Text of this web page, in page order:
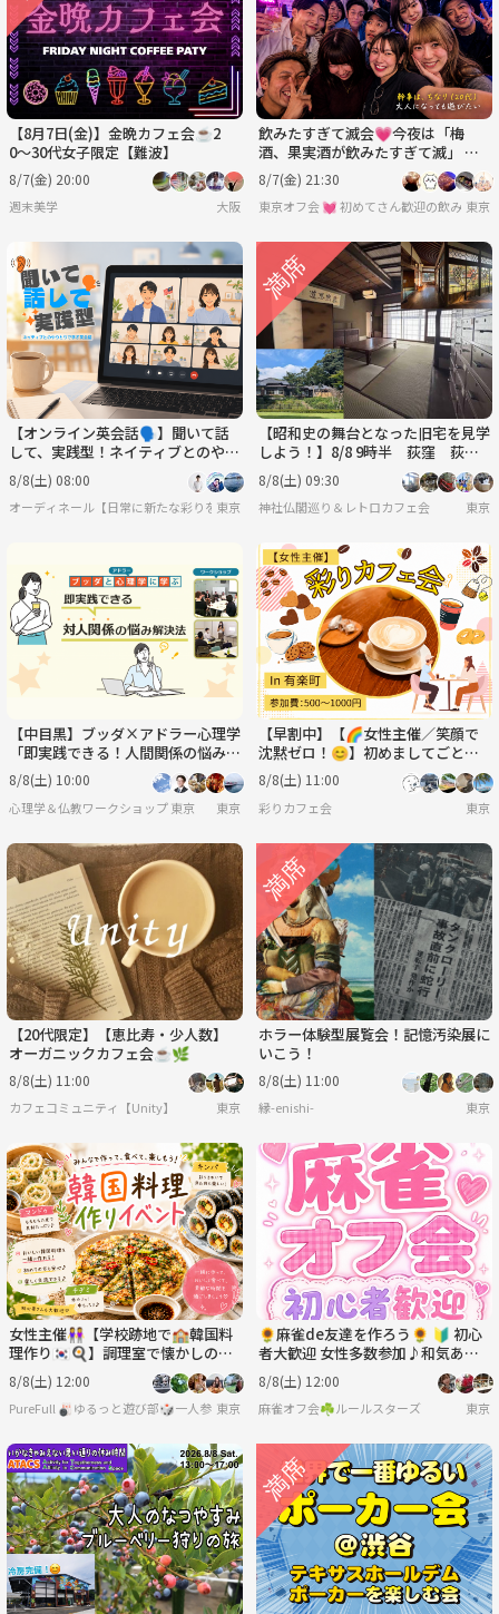
【8月7日(金)】金晩カフェ会☕️2
0〜30代女子限定【難波】
8/7(金) 20:00
週末美学 大阪
飲みたすぎて滅会💗今夜は「梅
酒、果実酒が飲みたすぎて滅」 🍺
男女年齢地位関係なくフラットに
💞
8/7(金) 21:30
東京オフ会 💓 初めてさん歓迎の飲み会で
東京
【オンライン英会話🗣️】聞いて話
して、実践型！ネイティブとのやり
とりで学ぶ英会話🌿
8/8(土) 08:00
オーディネール【日常に新たな彩りを/20代後半〜30代中心(40代少々)の集い】
東京
【昭和史の舞台となった旧宅を見学
しよう！】8/8 9時半 荻窪 荻外
荘 【常連の方参加費還元】
8/8(土) 09:30
神社仏閣巡り＆レトロカフェ会 東京
【中目黒】ブッダ×アドラー心理学
「即実践できる！人間関係の悩み解
決法」ワークショップ-東京
8/8(土) 10:00
心理学＆仏教ワークショップ 東京 東京
【早割中】【🌈女性主催／笑顔で
沈黙ゼロ！😊】初めましてごとま
るっと楽しむカフェ会✨
8/8(土) 11:00
彩りカフェ会 東京
【20代限定】【恵比寿・少人数】
オーガニックカフェ会☕️🌿
8/8(土) 11:00
カフェコミュニティ【Unity】 東京
ホラー体験型展覧会！記憶汚染展に
いこう！
8/8(土) 11:00
縁-enishi- 東京
女性主催👭【学校跡地で🏫韓国料
理作り🇰🇷🍳】調理室で懐かしの学
生気分🏫.*
8/8(土) 12:00
PureFull 🎳ゆるっと遊び部🎲一人参加でも気軽に気楽に🐥
東京
🌻麻雀de友達を作ろう🌻 🔰 初心
者大歓迎 女性多数参加♪和気あい
あい麻雀オフ会！
8/8(土) 12:00
麻雀オフ会☘️ルールスターズ 東京